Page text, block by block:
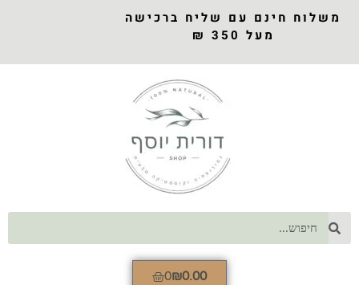
משלוח חינם עם שליח ברכישה
מעל 350 ₪
₪0.00
0